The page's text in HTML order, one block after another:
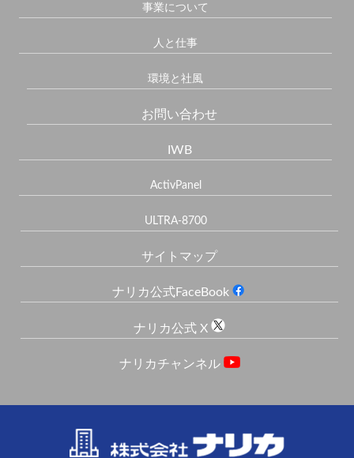
事業について
人と仕事
環境と社風
お問い合わせ
IWB
ActivPanel
ULTRA-8700
サイトマップ
ナリカ公式FaceBook
ナリカ公式 X
ナリカチャンネル